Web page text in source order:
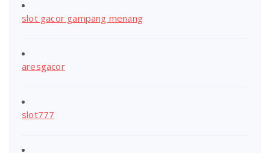
slot gacor gampang menang
aresgacor
slot777